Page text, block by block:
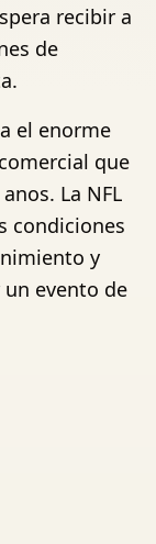
recibir a
de
el enorme
que
La NFL
condiciones
y
evento de